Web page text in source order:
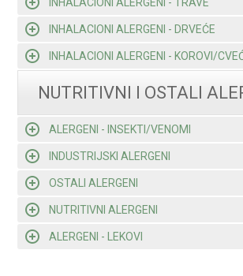
INHALACIONI ALERGENI - DRVEĆE
INHALACIONI ALERGENI - KOROVI/
NUTRITIVNI I OSTALI
ALERGENI - INSEKTI/VENOMI
INDUSTRIJSKI ALERGENI
OSTALI ALERGENI
NUTRITIVNI ALERGENI
ALERGENI - LEKOVI